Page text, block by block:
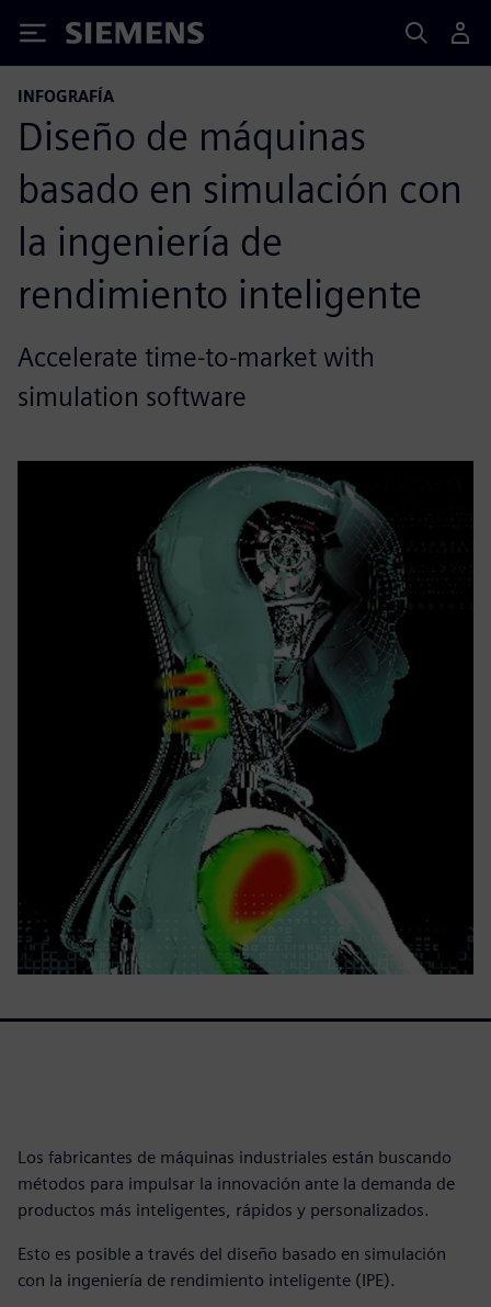
Siemens
INFOGRAFÍA
Diseño de máquinas
basado en simulación con
la ingeniería de
rendimiento inteligente
Accelerate time-to-market with
simulation software
Los fabricantes de máquinas industriales están buscando
métodos para impulsar la innovación ante la demanda de
productos más inteligentes, rápidos y personalizados.
Esto es posible a través del diseño basado en simulación
con la ingeniería de rendimiento inteligente (IPE).